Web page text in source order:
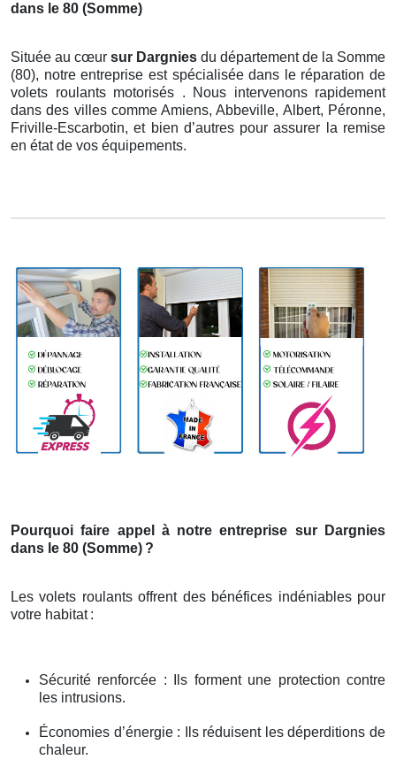
dans le 80 (Somme)
Située au cœur sur Dargnies du département de la Somme
(80), notre entreprise est spécialisée dans le réparation de
volets roulants motorisés . Nous intervenons rapidement
dans des villes comme Amiens, Abbeville, Albert, Péronne,
Friville-Escarbotin, et bien d’autres pour assurer la remise
en état de vos équipements.
Pourquoi faire appel à notre entreprise sur Dargnies
dans le 80 (Somme) ?
Les volets roulants offrent des bénéfices indéniables pour
votre habitat :
Sécurité renforcée : Ils forment une protection contre
les intrusions.
Économies d’énergie : Ils réduisent les déperditions de
chaleur.